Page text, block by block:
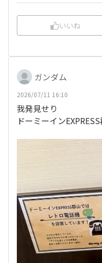
いいね
ガンダム
2026/07/11 16:10
我発見せり
ドーミーイン